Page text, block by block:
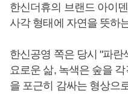
한신더휴의 브랜드 아이
사각 형태에 자연을 뜻하
한신공영 쪽은 당시 "파
요로운 삶, 녹색은 숲을
을 포근히 감싸는 형상으